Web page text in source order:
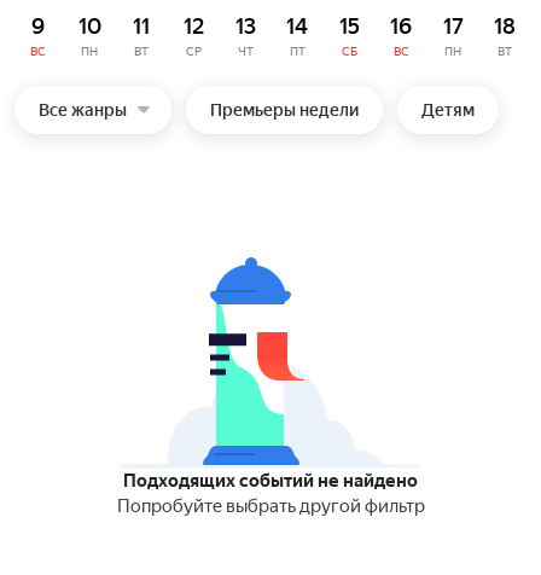
9
ВС
10
ПН
11
ВТ
12
СР
13
ЧТ
14
ПТ
15
СБ
16
ВС
17
ПН
18
ВТ
Все жанры Премьеры недели Детям
Подходящих событий не найдено
Попробуйте выбрать другой фильтр